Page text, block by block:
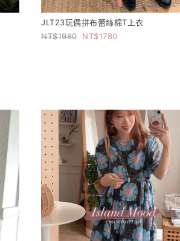
JLT23玩偶拼布蕾絲棉T上衣
1980
1780